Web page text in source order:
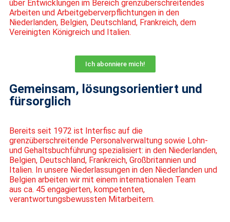
über Entwicklungen im Bereich grenzüberschreitendes
Arbeiten und Arbeitgeberverpflichtungen in den
Niederlanden, Belgien, Deutschland, Frankreich, dem
Vereinigten Königreich und Italien.
Ich abonniere mich!
Gemeinsam, lösungsorientiert und
fürsorglich
Bereits seit 1972 ist Interfisc auf die
grenzüberschreitende Personalverwaltung sowie Lohn-
und Gehaltsbuchführung spezialisiert: in den Niederlanden,
Belgien, Deutschland, Frankreich, Großbritannien und
Italien. In unsere Niederlassungen in den Niederlanden und
Belgien arbeiten wir mit einem internationalen Team
aus ca. 45 engagierten, kompetenten,
verantwortungsbewussten Mitarbeitern.